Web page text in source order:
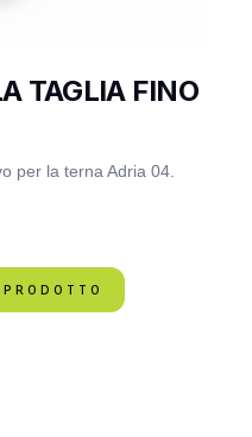
TAGLIA FINO
per la terna Adria 04.